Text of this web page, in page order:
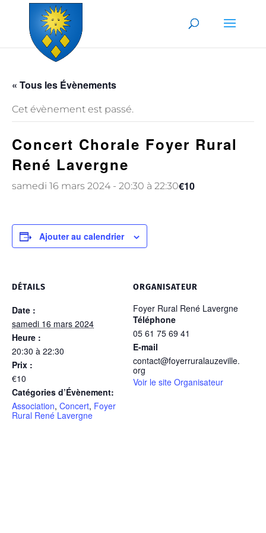
Skip to content
« Tous les Évènements
Cet évènement est passé.
Concert Chorale Foyer Rural
René Lavergne
samedi 16 mars 2024 - 20:30 à 22:30€10
Ajouter au calendrier
DÉTAILS
Date :
samedi 16 mars 2024
Heure :
20:30 à 22:30
Prix :
€10
Catégories d’Évènement:
Association, Concert, Foyer
Rural René Lavergne
ORGANISATEUR
Foyer Rural René Lavergne
Téléphone
05 61 75 69 41
E-mail
contact@foyerruralauzeville.
org
Voir le site Organisateur